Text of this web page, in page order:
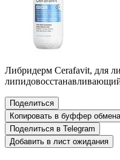
Либридерм Cerafavit, для
Поделиться
Копировать в буффер обмена
Поделиться в Telegram
Добавить в лист ожидания